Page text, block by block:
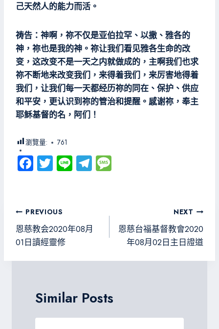
己天然人的能力而活。
祷告：神啊，祢不仅是亚伯拉罕、以撒、雅各的
神，祢也是我的神。祢让我们看见雅各生命的改
变，这改变不是一天之内就做成的，主啊我们也求
祢不断地来改变我们，来得着我们，来厉害地得着
我们，让我们每一天都经历祢的同在、保护、供应
和平安，更认识到祢的管治和提醒。感谢祢，奉主
耶稣基督的名，阿们！
瀏覽量: 761
Fa
ce
o
ok
T
wi
er
Li
ne
Te
le
e
文
章
導
覽
PREVIOUS
恩慈教会2020年08月
01日讀經靈修
NEXT
恩慈台福基督教會2020
年08月02日主日證道
Similar Posts